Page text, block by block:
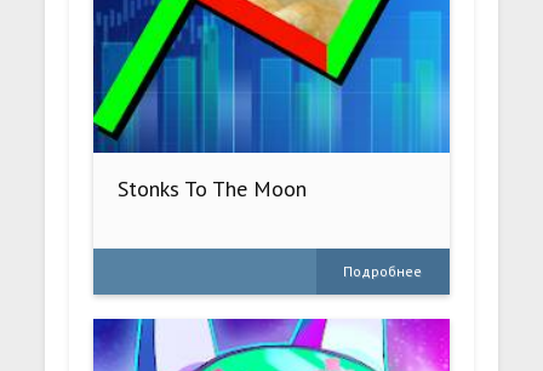
Stonks To The Moon
Подробнее